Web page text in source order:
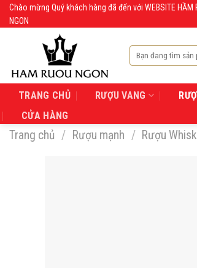
SkipChào mừng Quý khách hàng đã đến với WEBSITE HẦM
NGON
Tìm
kiếm:
TRANG CHỦ RƯỢU VANG
CỬA HÀNG
Trang chủ / Rượu mạnh / Rượu